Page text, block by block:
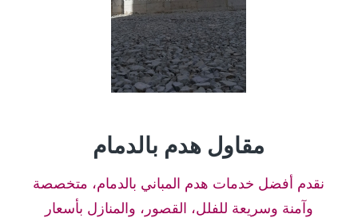
مقاول هدم بالدمام
نقدم أفضل خدمات هدم المباني بالدمام، متخصصة
وآمنة وسريعة للفلل، القصور، والمنازل بأسعار